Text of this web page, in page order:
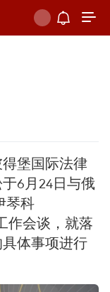
堡国际法律
6月24日与俄
琴科
作会谈，就落
体事项进行